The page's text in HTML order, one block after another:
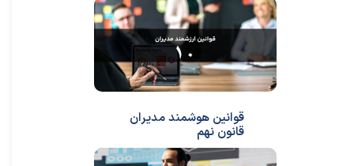
قوانین هوشمند مدیران
قانون نهم